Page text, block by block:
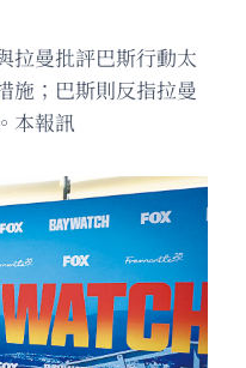
拉曼批評巴斯行動太
施；巴斯則反指拉曼
本報訊